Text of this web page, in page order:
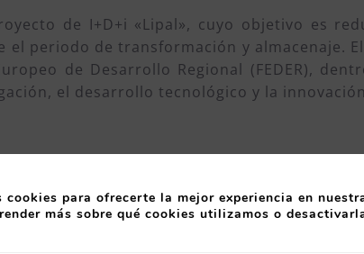
de I+D+i «Lipal», cuyo objetivo es
periodo de transformación y almacenaje.
de Desarrollo Regional (FEDER),
el desarrollo tecnológico y la
cookies para ofrecerte la mejor experiencia en
más sobre qué cookies utilizamos o